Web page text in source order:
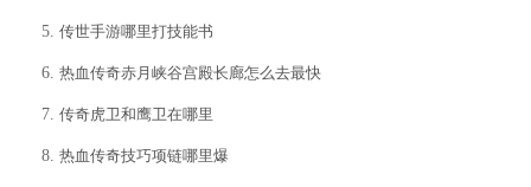
传世手游哪里打技能书
热血传奇赤月峡谷宫殿长廊怎么去最快
传奇虎卫和鹰卫在哪里
热血传奇技巧项链哪里爆